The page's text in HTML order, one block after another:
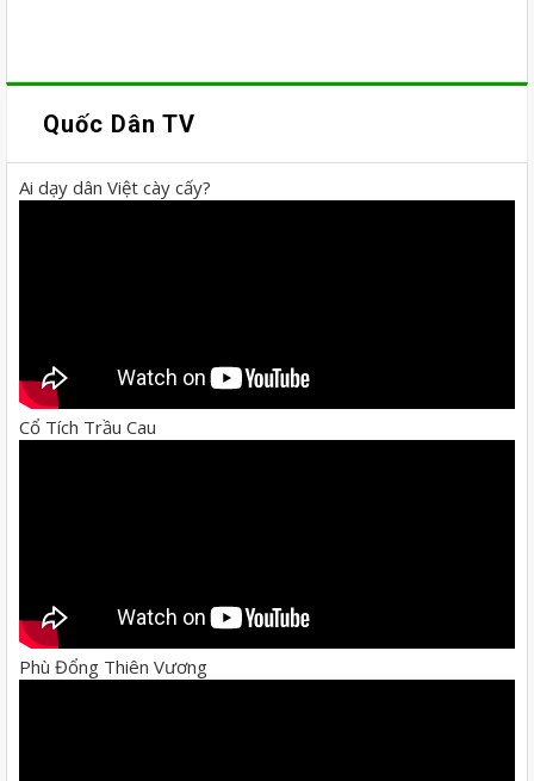
Quốc Dân TV
Ai dạy dân Việt cày cấy?
Cổ Tích Trầu Cau
Phù Đổng Thiên Vương